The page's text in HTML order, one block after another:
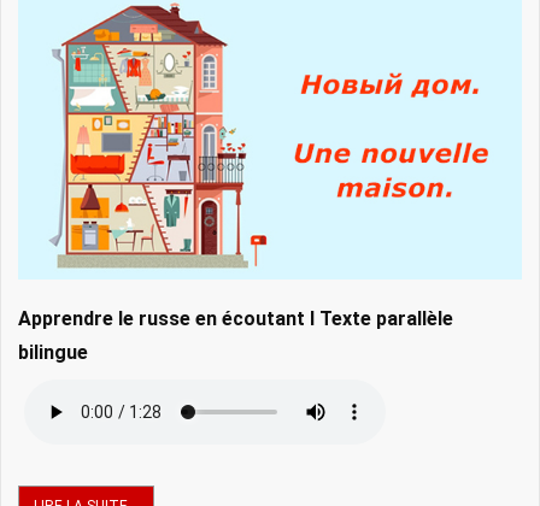
Apprendre le russe en écoutant I Texte parallèle
bilingue